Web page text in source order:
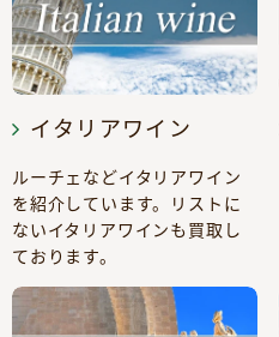
イタリアワイン
ルーチェなどイタリアワイン
を紹介しています。リストに
ないイタリアワインも買取し
ております。